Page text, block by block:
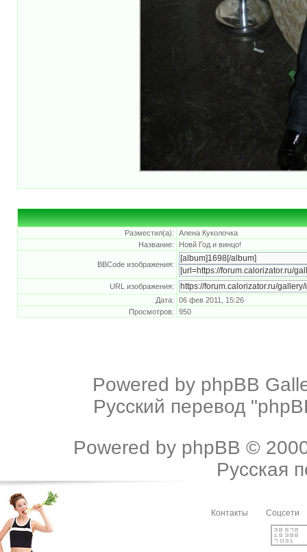
Разместил(а):
Алена Куколочка
Название:
Новй Год и винцо!
BBCode изображения:
URL изображения:
Дата:
06 фев 2011, 15:26
Просмотров:
950
Powered by phpBB
Русский перевод
Powered by phpBB ©
Русская
Контакты Соцсети